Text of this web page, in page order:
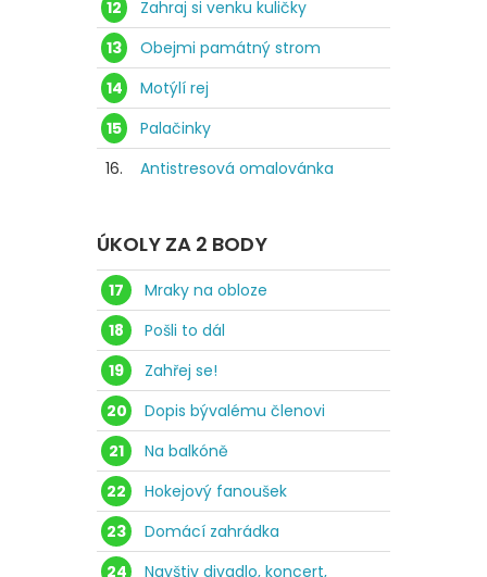
12
Zahraj si venku kuličky
13
Obejmi památný strom
14
Motýlí rej
15
Palačinky
16.
Antistresová omalovánka
ÚKOLY ZA 2 BODY
17
Mraky na obloze
18
Pošli to dál
19
Zahřej se!
20
Dopis bývalému členovi
21
Na balkóně
22
Hokejový fanoušek
23
Domácí zahrádka
24
Navštiv divadlo, koncert,